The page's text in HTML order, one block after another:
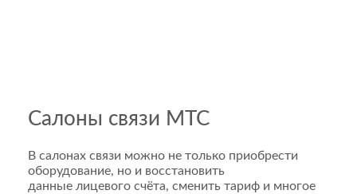
Салоны связи МТС
В салонах связи можно не только приобрести
оборудование, но и восстановить
данные лицевого счёта, сменить тариф и многое